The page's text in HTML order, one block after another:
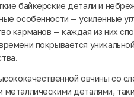
байкерские детали и
особенности — усиленные
карманов — каждая из них
покрывается
овчины со
металлическими деталями,